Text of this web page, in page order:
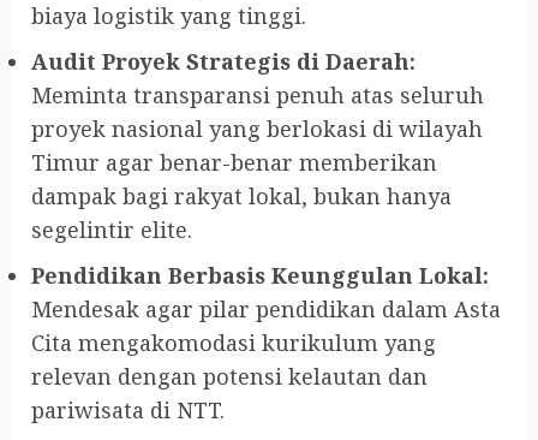
biaya logistik yang tinggi.
Audit Proyek Strategis di Daerah:
Meminta transparansi penuh atas seluruh
proyek nasional yang berlokasi di wilayah
Timur agar benar-benar memberikan
dampak bagi rakyat lokal, bukan hanya
segelintir elite.
Pendidikan Berbasis Keunggulan Lokal:
Mendesak agar pilar pendidikan dalam Asta
Cita mengakomodasi kurikulum yang
relevan dengan potensi kelautan dan
pariwisata di NTT.